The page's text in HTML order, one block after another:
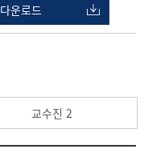
다운로드
교수진 2